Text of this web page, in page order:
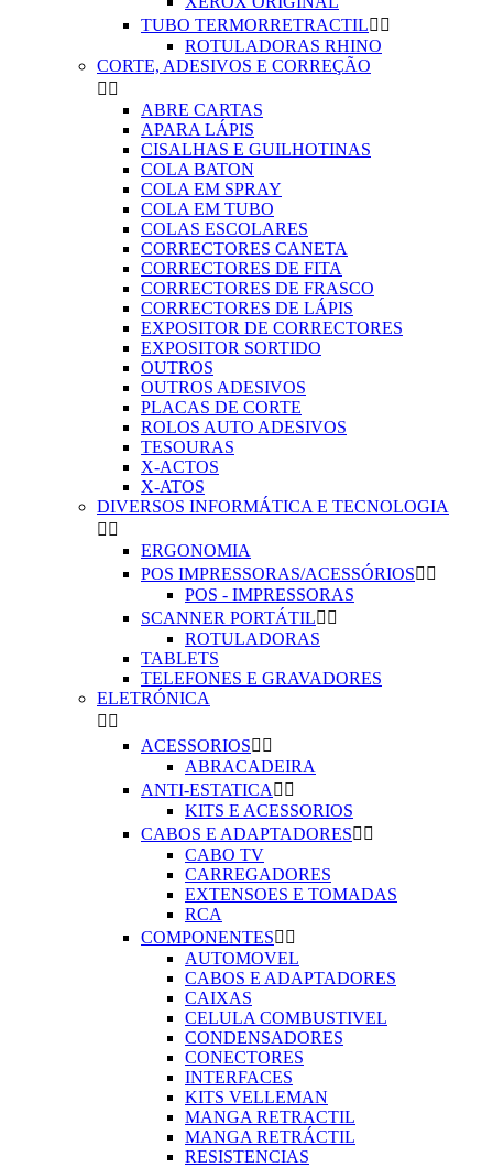
TUBO TERMORRETRACTIL 
ROTULADORAS RHINO
CORTE, ADESIVOS E CORREÇÃO
 
ABRE CARTAS
APARA LÁPIS
CISALHAS E GUILHOTINAS
COLA BATON
COLA EM SPRAY
COLA EM TUBO
COLAS ESCOLARES
CORRECTORES CANETA
CORRECTORES DE FITA
CORRECTORES DE FRASCO
CORRECTORES DE LÁPIS
EXPOSITOR DE CORRECTORES
EXPOSITOR SORTIDO
OUTROS
OUTROS ADESIVOS
PLACAS DE CORTE
ROLOS AUTO ADESIVOS
TESOURAS
X-ACTOS
X-ATOS
DIVERSOS INFORMÁTICA E TECNOLOGIA
 
ERGONOMIA
POS IMPRESSORAS/ACESSÓRIOS 
POS - IMPRESSORAS
SCANNER PORTÁTIL 
ROTULADORAS
TABLETS
TELEFONES E GRAVADORES
ELETRÓNICA
 
ACESSORIOS 
ABRACADEIRA
ANTI-ESTATICA  
KITS E ACESSORIOS
CABOS E ADAPTADORES 
CABO TV
CARREGADORES
EXTENSOES E TOMADAS
RCA
COMPONENTES 
AUTOMOVEL
CABOS E ADAPTADORES
CAIXAS
CELULA COMBUSTIVEL
CONDENSADORES
CONECTORES
INTERFACES
KITS VELLEMAN
MANGA RETRACTIL
MANGA RETRÁCTIL
RESISTENCIAS